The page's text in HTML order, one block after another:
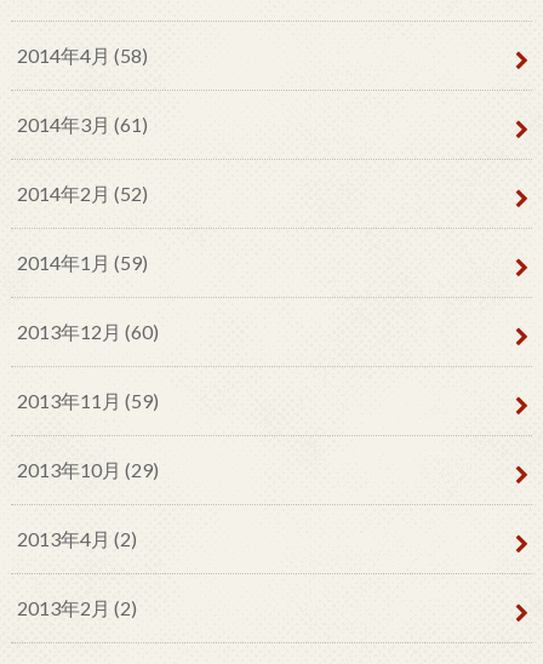
2014年4月 (58)
2014年3月 (61)
2014年2月 (52)
2014年1月 (59)
2013年12月 (60)
2013年11月 (59)
2013年10月 (29)
2013年4月 (2)
2013年2月 (2)